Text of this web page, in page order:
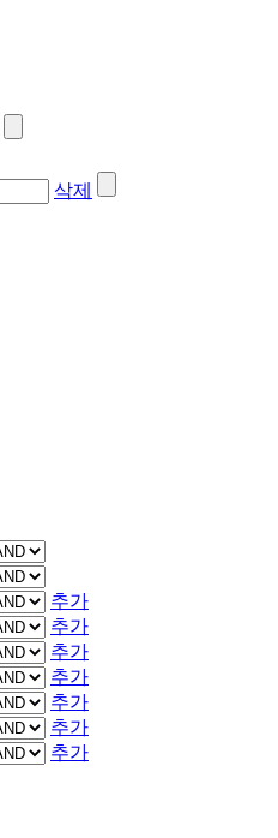
삭제
추가
추가
추가
추가
추가
추가
추가